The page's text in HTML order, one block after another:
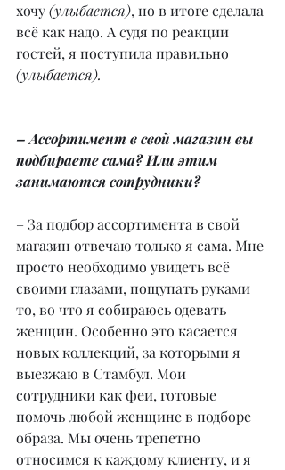
хочу (улыбается), но в итоге сделала
всё как надо. А судя по реакции
гостей, я поступила правильно
(улыбается).
– Ассортимент в свой магазин вы
подбираете сама? Или этим
занимаются сотрудники?
– За подбор ассортимента в свой
магазин отвечаю только я сама. Мне
просто необходимо увидеть всё
своими глазами, пощупать руками
то, во что я собираюсь одевать
женщин. Особенно это касается
новых коллекций, за которыми я
выезжаю в Стамбул. Мои
сотрудники как феи, готовые
помочь любой женщине в подборе
образа. Мы очень трепетно
относимся к каждому клиенту, и я